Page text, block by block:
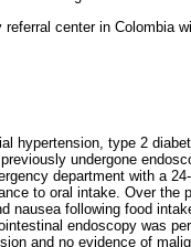
center in Colombia
hypertension, type 2
undergone
department with a
to oral intake. Over the
nausea following food
endoscopy was
and no evidence of